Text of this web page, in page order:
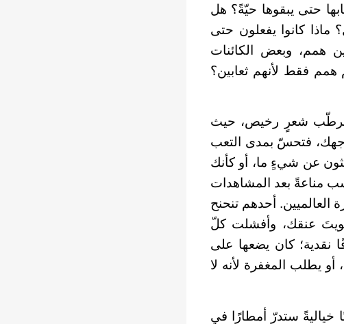
حتى يبقوها حيّةً؟ هل
كانوا يفعلون حتى
همم، وبعض الكائنات
همم فقط لأنهم ثعابين؟
بمرطّب شعرٍ رخيص، حيث
فتحسّ بمدى التعب
عن شيءٍ ما، أو كأنك
مناعةً بعد المشاهدات
العالميين. أحدهم تنحنح
عنقك، وأفشلت كلّ
نقدية؛ كان يضعها على
أو يطلب المغفرة لأنه لا
خياليةً ستدرّ أمطارًا في